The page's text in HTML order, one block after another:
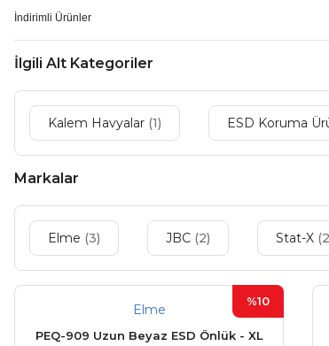
İndirimli Ürünler
İlgili Alt Kategoriler
Kalem Havyalar (1) ESD Koruma
Markalar
Elme (3) JBC (2) Stat-X
%10
Elme
PEQ-909 Uzun Beyaz ESD Önlük - XL